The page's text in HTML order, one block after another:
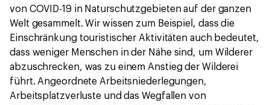
von COVID-19 in Naturschutzgebieten auf der ganzen
Welt gesammelt. Wir wissen zum Beispiel, dass die
Einschränkung touristischer Aktivitäten auch bedeutet,
dass weniger Menschen in der Nähe sind, um Wilderer
abzuschrecken, was zu einem Anstieg der Wilderei
führt. Angeordnete Arbeitsniederlegungen,
Arbeitsplatzverluste und das Wegfallen von